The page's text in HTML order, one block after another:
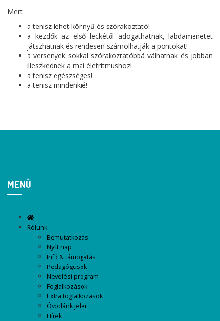
Mert
a tenisz lehet könnyű és szórakoztató!
a kezdők az első leckétől adogathatnak, labdamenetet
játszhatnak és rendesen számolhatják a pontokat!
a versenyek sokkal szórakoztatóbbá válhatnak és jobban
illeszkednek a mai életritmushoz!
a tenisz egészséges!
a tenisz mindenkié!
MENÜ
Rólunk
Bemutatkozás
Nyílt nap
Infó & támogatás
Pedagógusok
Nevelési program
Foglalkozások
Extra foglalkozások
Óvodánk jelei
Hírek